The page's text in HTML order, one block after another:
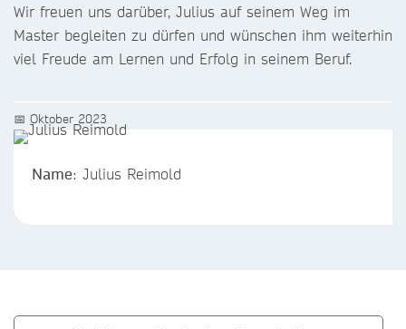
Wir freuen uns darüber, Julius auf seinem Weg im
Master begleiten zu dürfen und wünschen ihm weiterhin
viel Freude am Lernen und Erfolg in seinem Beruf.
📅 Oktober 2023
Name: Julius Reimold